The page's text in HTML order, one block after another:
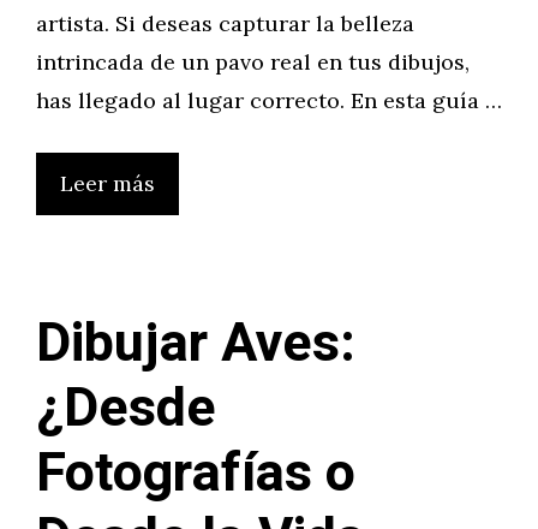
artista. Si deseas capturar la belleza
intrincada de un pavo real en tus dibujos,
has llegado al lugar correcto. En esta guía …
Leer más
Dibujar Aves:
¿Desde
Fotografías o